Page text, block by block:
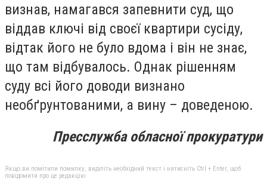
визнав, намагався запевнити суд, що
віддав ключі від своєї квартири сусіду,
відтак його не було вдома і він не знає,
що там відбувалось. Однак рішенням
суду всі його доводи визнано
необґрунтованими, а вину – доведеною.
Пресслужба обласної прокуратури
Якщо ви помітили помилку, виділіть необхідний текст і натисніть Ctrl + Enter, щоб
повідомити про це редакцію